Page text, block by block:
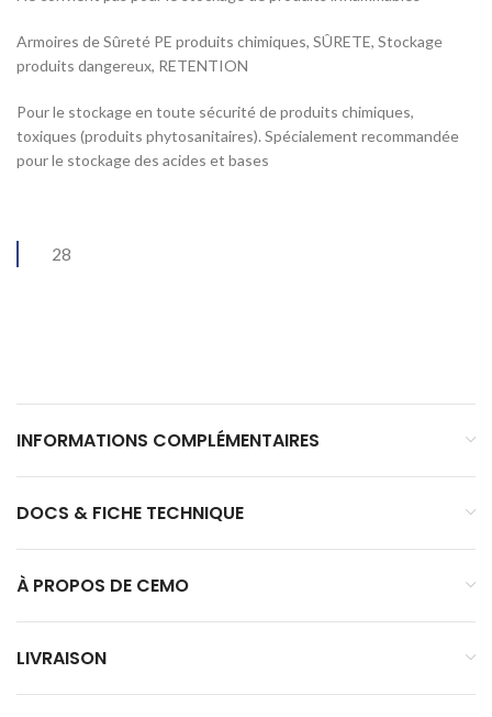
Armoires de Sûreté PE produits chimiques, SÛRETE, Stockage
produits dangereux, RETENTION
Pour le stockage en toute sécurité de produits chimiques,
toxiques (produits phytosanitaires). Spécialement recommandée
pour le stockage des acides et bases
28
INFORMATIONS COMPLÉMENTAIRES
DOCS & FICHE TECHNIQUE
À PROPOS DE CEMO
LIVRAISON